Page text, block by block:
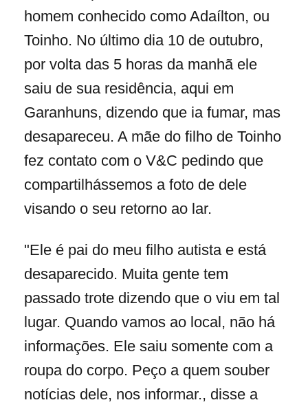
homem conhecido como Adaílton, ou
Toinho. No último dia 10 de outubro,
por volta das 5 horas da manhã ele
saiu de sua residência, aqui em
Garanhuns, dizendo que ia fumar, mas
desapareceu. A mãe do filho de Toinho
fez contato com o V&C pedindo que
compartilhássemos a foto de dele
visando o seu retorno ao lar.
"Ele é pai do meu filho autista e está
desaparecido. Muita gente tem
passado trote dizendo que o viu em tal
lugar. Quando vamos ao local, não há
informações. Ele saiu somente com a
roupa do corpo. Peço a quem souber
notícias dele, nos informar., disse a